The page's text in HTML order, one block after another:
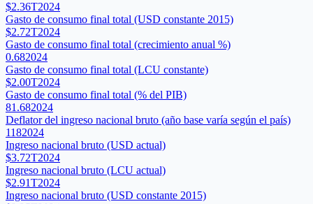
$2.36T2024
Gasto de consumo final total (USD constante 2015)
$2.72T2024
Gasto de consumo final total (crecimiento anual %)
0.682024
Gasto de consumo final total (LCU constante)
$2.00T2024
Gasto de consumo final total (% del PIB)
81.682024
Deflator del ingreso nacional bruto (año base varía según el país)
1182024
Ingreso nacional bruto (USD actual)
$3.72T2024
Ingreso nacional bruto (LCU actual)
$2.91T2024
Ingreso nacional bruto (USD constante 2015)